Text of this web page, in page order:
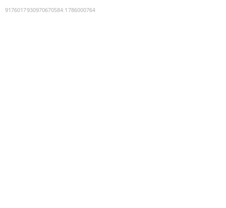
9176017930970670584:1786000764